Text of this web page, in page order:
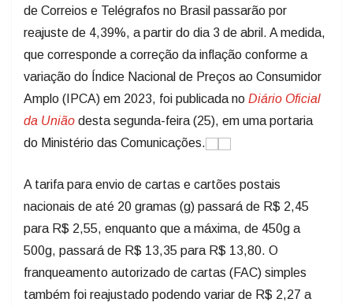
de Correios e Telégrafos no Brasil passarão por
reajuste de 4,39%, a partir do dia 3 de abril. A medida,
que corresponde a correção da inflação conforme a
variação do Índice Nacional de Preços ao Consumidor
Amplo (IPCA) em 2023, foi publicada no Diário Oficial
da União desta segunda-feira (25), em uma portaria
do Ministério das Comunicações.
A tarifa para envio de cartas e cartões postais
nacionais de até 20 gramas (g) passará de R$ 2,45
para R$ 2,55, enquanto que a máxima, de 450g a
500g, passará de R$ 13,35 para R$ 13,80. O
franqueamento autorizado de cartas (FAC) simples
também foi reajustado podendo variar de R$ 2,27 a